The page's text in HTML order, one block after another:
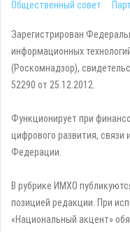
Общественный совет
Зарегистрирован
информационных
(Роскомнадзор),
52290 от 25.12.2012.
Функционирует при
цифрового развития,
Федерации.
В рубрике ИМХО
позицией редакции. При
«Национальный акцент»